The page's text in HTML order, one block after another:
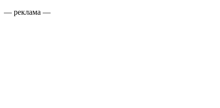
— реклама —